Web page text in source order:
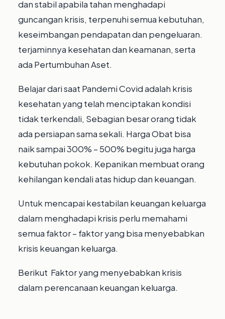
dan stabil apabila tahan menghadapi
guncangan krisis, terpenuhi semua kebutuhan,
keseimbangan pendapatan dan pengeluaran.
terjaminnya kesehatan dan keamanan, serta
ada Pertumbuhan Aset.
Belajar dari saat Pandemi Covid adalah krisis
kesehatan yang telah menciptakan kondisi
tidak terkendali, Sebagian besar orang tidak
ada persiapan sama sekali. Harga Obat bisa
naik sampai 300% – 500% begitu juga harga
kebutuhan pokok. Kepanikan membuat orang
kehilangan kendali atas hidup dan keuangan.
Untuk mencapai kestabilan keuangan keluarga
dalam menghadapi krisis perlu memahami
semua faktor – faktor yang bisa menyebabkan
krisis keuangan keluarga.
Berikut Faktor yang menyebabkan krisis
dalam perencanaan keuangan keluarga.